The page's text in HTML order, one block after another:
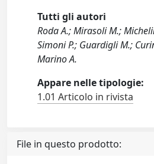
Tutti gli autori
Roda A.; Mirasoli M.;
Simoni P.; Guardigli M.;
Marino A.
Appare nelle tipologie:
1.01 Articolo in rivista
File in questo prodotto: